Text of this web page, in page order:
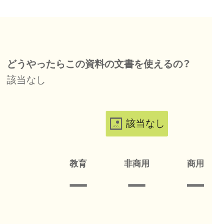
どうやったらこの資料の文書を使えるの？
該当なし
該当なし
教育 非商用 商用